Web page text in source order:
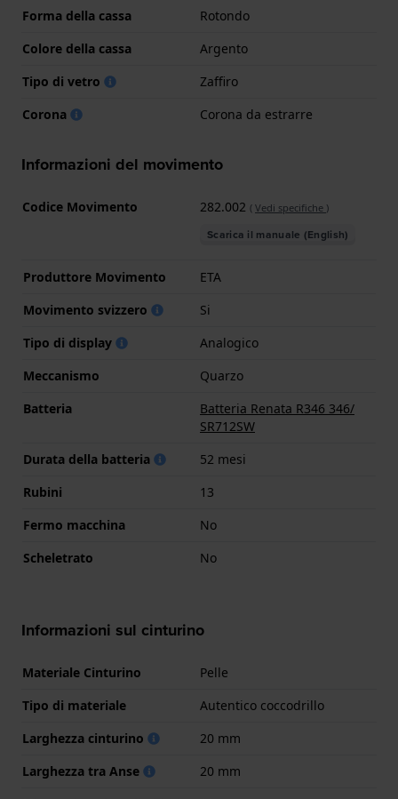
Forma della cassa
Rotondo
Colore della cassa
Argento
Tipo di vetro
Zaffiro
Corona
Corona da estrarre
Informazioni del movimento
Codice Movimento 282.002 ( Vedi specifiche )
Scarica il manuale (English)
Produttore Movimento
ETA
Movimento svizzero
Si
Tipo di display
Analogico
Meccanismo
Quarzo
Batteria
Batteria Renata R346 346/
SR712SW
Durata della batteria
52 mesi
Rubini
13
Fermo macchina
No
Scheletrato
No
Informazioni sul cinturino
Materiale Cinturino
Pelle
Tipo di materiale
Autentico coccodrillo
Larghezza cinturino
20 mm
Larghezza tra Anse
20 mm